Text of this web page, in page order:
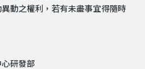
動之權利，若有未盡事宜得隨時
研發部